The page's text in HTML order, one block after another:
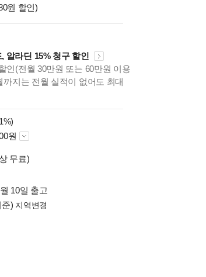
원 할인)
알라딘 15% 청구 할인
인(전월 30만원 또는 60만원 이용
지는 전월 실적이 없어도 최대
원
무료)
10일 출고
준) 지역변경